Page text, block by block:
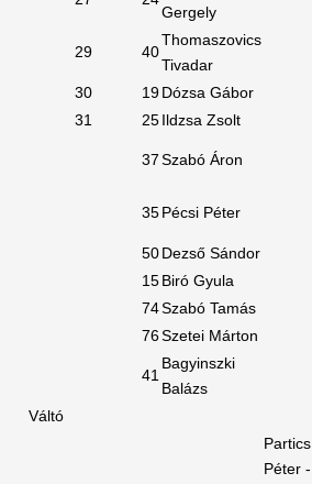
Gergely
29 40
Thomaszovics
Tivadar
30 19Dózsa Gábor
31
25Ildzsa Zsolt
37Szabó Áron
35Pécsi Péter
50Dezső Sándor
15Biró Gyula
74Szabó Tamás
76Szetei Márton
41
Bagyinszki
Balázs
Váltó
Partics
Péter -